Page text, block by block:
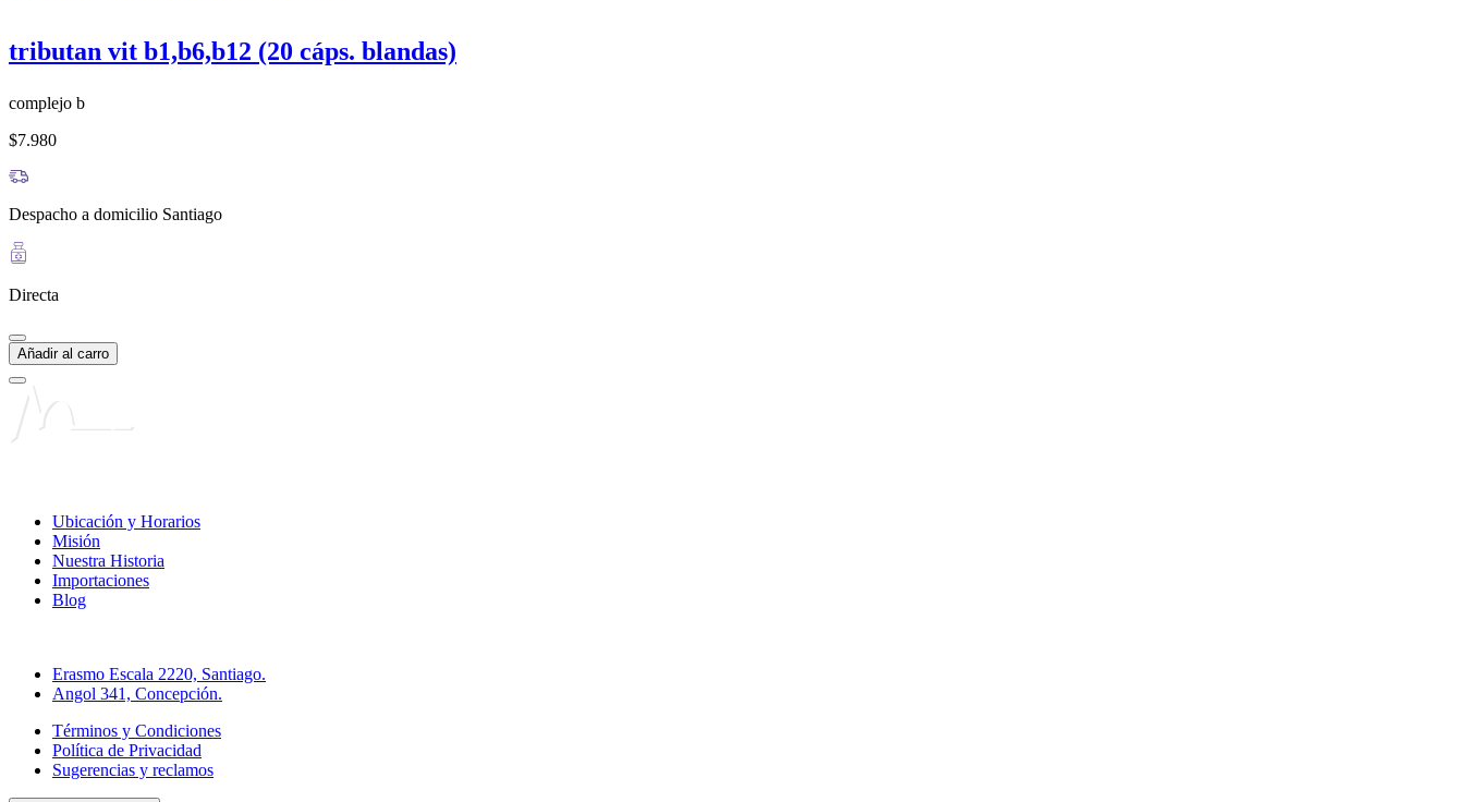
tributan vit b1,b6,b12 (20 cáps. blandas)
complejo b
$7.980
Despacho a domicilio Santiago
Directa
Añadir al carro
Ubicación y Horarios
Misión
Nuestra Historia
Importaciones
Blog
Erasmo Escala 2220, Santiago.
Angol 341, Concepción.
Términos y Condiciones
Política de Privacidad
Sugerencias y reclamos